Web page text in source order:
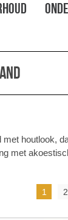
houtlook,
met
1 2